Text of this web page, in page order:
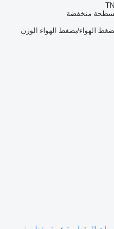
منخفضة
الهواء/بضغط الهواء الوزن